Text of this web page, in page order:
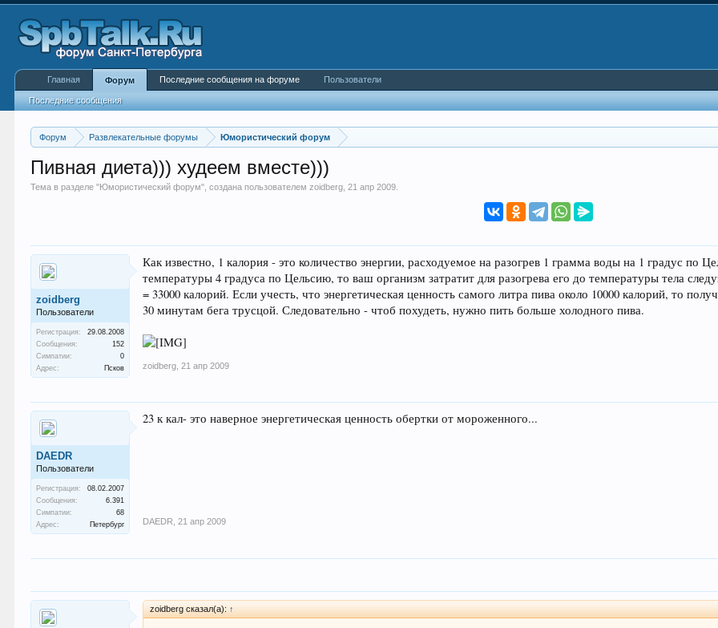
Форум Развлекательные форумы Юмористический форум
Пивная диета))) худеем вместе)))
Тема в разделе "Юмористический форум", создана пользователемzoidberg ,21 апр 2009
zoidberg
Пользователи
Регистрация:
29.08.2008
Сообщения:
152
Симпатии:
0
Адрес:
Псков
Как известно, 1 калория - это количество энергии, расходуемое на разогрев 1 грамма воды на 1 градус по
температуры 4 градуса по Цельсию, то ваш организм затратит для разогрева его до температуры тела
= 33000 калорий. Если учесть, что энергетическая ценность самого литра пива около 10000 калорий, то
30 минутам бега трусцой. Следовательно - чтоб похудеть, нужно пить больше холодного пива.
zoidberg 21 апр 2009
DAEDR
Пользователи
Регистрация:
08.02.2007
Сообщения:
6.391
Симпатии:
68
Адрес:
Петербург
23 к кал- это наверное энергетическая ценность обертки от мороженного...
DAEDR
21 апр 2009
zoidberg сказал(а): ↑
Главная Форум
Последние сообщения
Последние сообщения на форуме Пользователи